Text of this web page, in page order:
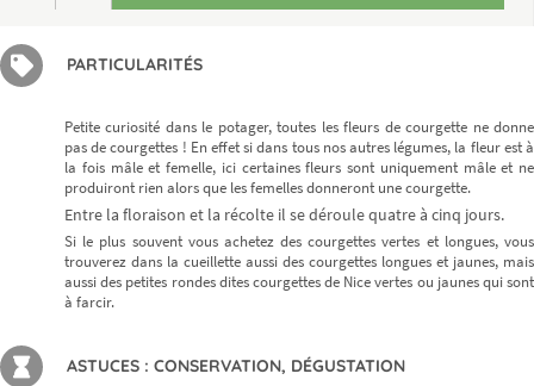
PARTICULARITÉS
Petite curiosité dans le potager, toutes les fleurs de courgette ne donne
pas de courgettes ! En effet si dans tous nos autres légumes, la fleur est à
la fois mâle et femelle, ici certaines fleurs sont uniquement mâle et ne
produiront rien alors que les femelles donneront une courgette.
Entre la floraison et la récolte il se déroule quatre à cinq jours.
Si le plus souvent vous achetez des courgettes vertes et longues, vous
trouverez dans la cueillette aussi des courgettes longues et jaunes, mais
aussi des petites rondes dites courgettes de Nice vertes ou jaunes qui sont
à farcir.
ASTUCES : CONSERVATION, DÉGUSTATION
Je m’inscris